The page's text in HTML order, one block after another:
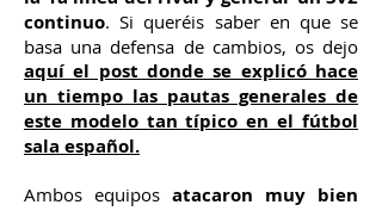
continuo. Si queréis saber en que se
basa una defensa de cambios, os dejo
aquí el post donde se explicó hace
un tiempo las pautas generales de
este modelo tan típico en el fútbol
sala español.
Ambos equipos atacaron muy bien